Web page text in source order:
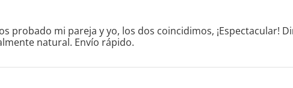
probado mi pareja y yo, los dos coincidimos, ¡Espectacular!
natural. Envío rápido.